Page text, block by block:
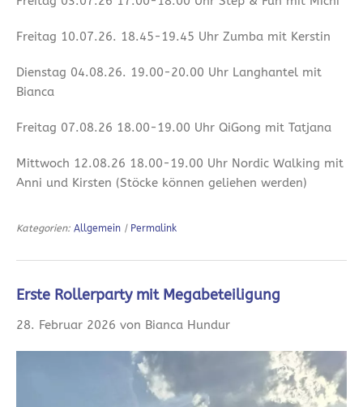
Freitag 10.07.26. 18.45-19.45 Uhr Zumba mit Kerstin
Dienstag 04.08.26. 19.00-20.00 Uhr Langhantel mit
Bianca
Freitag 07.08.26 18.00-19.00 Uhr QiGong mit Tatjana
Mittwoch 12.08.26 18.00-19.00 Uhr Nordic Walking mit
Anni und Kirsten (Stöcke können geliehen werden)
Kategorien: Allgemein | Permalink
Erste Rollerparty mit Megabeteiligung
28. Februar 2026 von Bianca Hundur